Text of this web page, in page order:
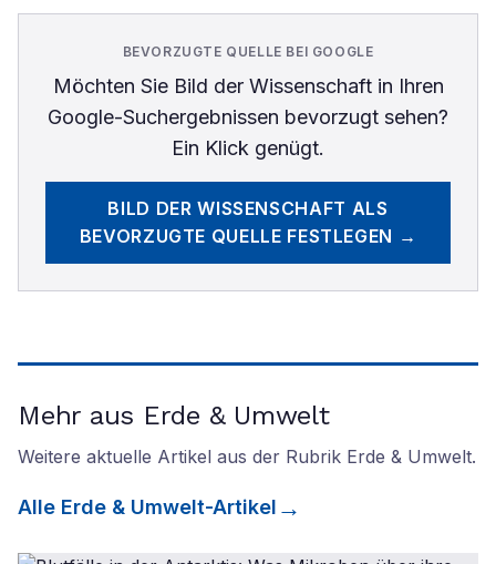
BEVORZUGTE QUELLE BEI GOOGLE
Möchten Sie Bild der Wissenschaftin Ihren
Google-Suchergebnissen bevorzugt sehen?
Ein Klick genügt.
BILD DER WISSENSCHAFT ALS
BEVORZUGTE QUELLE FESTLEGEN →
Mehr aus Erde & Umwelt
Weitere aktuelle Artikel aus der Rubrik Erde & Umwelt.
Alle Erde & Umwelt-Artikel